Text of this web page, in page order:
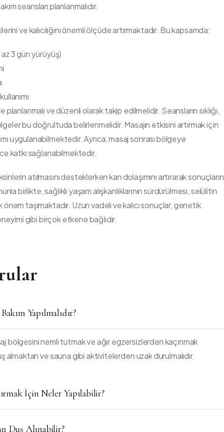
seansları planlanmalıdır.
ve kalıcılığını önemli ölçüde artırmaktadır. Bu kapsamda:
3 gün yürüyüş)
ve düzenli olarak takip edilmelidir. Seansların sıklığı,
bu doğrultuda belirlenmelidir. Masajın etkisini artırmak için
uygulanabilmektedir. Ayrıca, masaj sonrası bölgeye
katkı sağlanabilmektedir.
atılmasını desteklerken kan dolaşımını artırarak sonuçların
birlikte, sağlıklı yaşam alışkanlıklarının sürdürülmesi, selülitin
taşımaktadır. Uzun vadeli ve kalıcı sonuçlar, genetik
gibi birçok etkene bağlıdır.
Yapılmalıdır?
bölgesini nemli tutmak ve ağır egzersizlerden kaçınmak
almaktan ve sauna gibi aktivitelerden uzak durulmalıdır.
İçin Neler Yapılabilir?
Duş Alınabilir?